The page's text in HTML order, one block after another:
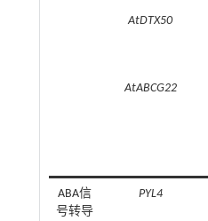
AtDTX50
AtABCG22
ABA信
号转导
PYL4